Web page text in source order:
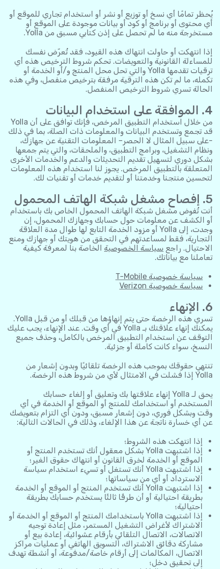
يُحظر تمامًا أي نسخ أو توزيع أو نشر أو استخدام تجاري للموقع أو
أي محتوى أو برنامج أو كود أو بيانات موجودة على الموقع أو
مستخرجة منه ما لم تحصل على إذن كتابي مسبق من Yolla.
إذا انتهكت أو حاولت انتهاك هذه القيود، فقد تُعرّض نفسك
للمساءلة القانونية والتعويضات. تحكم شروط الترخيص هذه أي
ترقيات تقدمها Yolla والتي تحل محل المنتج و/أو الخدمة أو
تكمله، ما لم تكن هذه الترقية مرفقة بترخيص منفصل، وفي هذه
الحالة تسري شروط الترخيص المنفصل.
4. الموافقة على استخدام البيانات
من خلال استخدام التطبيق المرخص، فإنك توافق على أن Yolla
قد تجمع وتستخدم البيانات والمعلومات ذات الصلة، بما في ذلك
-على سبيل المثال لا الحصر– المعلومات التقنية عن جهازك،
ونظام التشغيل، وبرامج التطبيق، والملحقات، والتي يتم جمعها
بشكل دوري لتسهيل تقديم التحديثات والدعم والخدمات الأخرى
المتعلقة بالتطبيق المرخص. يجوز لنا استخدام هذه المعلومات
لتحسين منتجنا وخدمتنا أو لتقديم خدمات أو تقنيات لك.
5. إفصاح مشغل شبكة الهاتف المحمول
أنت تُفوض مشغل شبكة الهاتف المحمول الخاص بك باستخدام
أو الكشف عن معلومات حول حسابك وجهازك المحمول، إن
وجدت، إلى Yolla أو مزود الخدمة التابع لها طوال مدة العلاقة
التجارية، فقط لمساعدتهم في التحقق من هويتك أو جهازك ومنع
الاحتيال. راجع سياسة الخصوصية الخاصة بنا لمعرفة كيفية
تعاملنا مع بياناتك.
سياسة خصوصية T-Mobile
سياسة خصوصية Verizon
6. الإنهاء
تسري هذه الرخصة حتى يتم إنهاؤها من قبلك أو من قبل Yolla.
يمكنك إنهاء علاقتك بـ Yolla في أي وقت. عند الإنهاء، يجب عليك
التوقف عن استخدام التطبيق المرخص بالكامل، وحذف جميع
النسخ، سواء كانت كاملة أو جزئية.
تنتهي حقوقك بموجب هذه الرخصة تلقائيًا وبدون إشعار من
Yolla إذا فشلت في الامتثال لأي من شروط هذه الرخصة.
يحق لـ Yolla إنهاء علاقتها بك وتعليق أو إلغاء حسابك
المستخدم أو استخدامك للمنتج أو الموقع أو الخدمة في أي
وقت وبشكل فوري، دون إشعار مسبق، ودون أي التزام بتعويضك
عن أي خسارة ناتجة عن هذا الإلغاء، وذلك في الحالات التالية:
إذا انتهكت هذه الشروط؛
إذا اشتبهت Yolla بشكل معقول أنك تستخدم المنتج أو
الموقع أو الخدمة لخرق القانون أو انتهاك حقوق الغير؛
إذا اشتبهت Yolla أنك تستغل أو تسيء استخدام سياسة
الاسترداد أو أي من سياساتها؛
إذا اشتبهت Yolla أنك تستخدم المنتج أو الموقع أو الخدمة
بطريقة احتيالية أو أن طرفًا ثالثًا يستخدم حسابك بطريقة
احتيالية؛
إذا اشتبهت Yolla باستخدامك المنتج أو الموقع أو الخدمة أو
الاشتراك لأغراض التشغيل المستمر، مثل إعادة توجيه
الاتصالات، الاتصال التلقائي بأرقام عشوائية، إعادة بيع أو
مشاركة دقائق الاشتراك، التسويق الهاتفي أو عمليات مراكز
الاتصال، المكالمات إلى أرقام خاصة/مدفوعة، أو أنشطة تهدف
إلى تحقيق دخل؛